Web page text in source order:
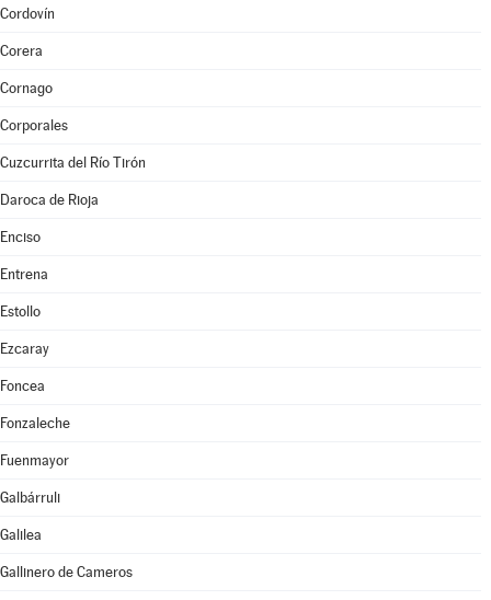
Cordovín
Corera
Cornago
Corporales
Cuzcurrita del Río Tirón
Daroca de Rioja
Enciso
Entrena
Estollo
Ezcaray
Foncea
Fonzaleche
Fuenmayor
Galbárruli
Galilea
Gallinero de Cameros